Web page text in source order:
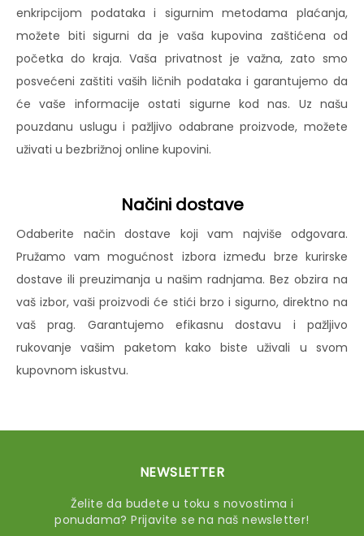
enkripcijom podataka i sigurnim metodama plaćanja,
možete biti sigurni da je vaša kupovina zaštićena od
početka do kraja. Vaša privatnost je važna, zato smo
posvećeni zaštiti vaših ličnih podataka i garantujemo da
će vaše informacije ostati sigurne kod nas. Uz našu
pouzdanu uslugu i pažljivo odabrane proizvode, možete
uživati u bezbrižnoj online kupovini.
Načini dostave
Odaberite način dostave koji vam najviše odgovara.
Pružamo vam mogućnost izbora između brze kurirske
dostave ili preuzimanja u našim radnjama. Bez obzira na
vaš izbor, vaši proizvodi će stići brzo i sigurno, direktno na
vaš prag. Garantujemo efikasnu dostavu i pažljivo
rukovanje vašim paketom kako biste uživali u svom
kupovnom iskustvu.
NEWSLETTER
Želite da budete u toku s novostima i
ponudama? Prijavite se na naš newsletter!